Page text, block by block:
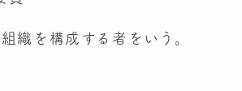
織を構成する者をいう。